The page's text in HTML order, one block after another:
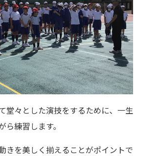
堂々とした演技をするために、一生
練習します。
きを美しく揃えることがポイントで